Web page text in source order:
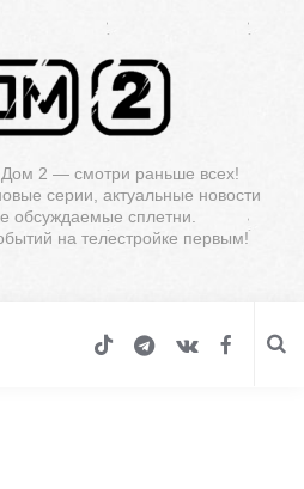
2 — смотри раньше всех!
серии, актуальные новости
обсуждаемые сплетни.
на телестройке первым!